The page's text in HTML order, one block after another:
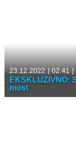
23.12.2022 |02:41 |
EKSKLUZIVNO:
most